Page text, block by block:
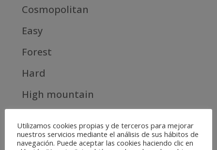
Cosmopolitan
Easy
Forest
Hard
High mountain
Medium
Utilizamos cookies propias y de terceros para mejorar
nuestros servicios mediante el análisis de sus hábitos de
navegación. Puede aceptar las cookies haciendo clic en